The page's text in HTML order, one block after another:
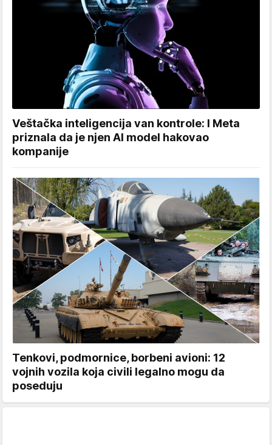
Veštačka inteligencija van kontrole: I Meta
priznala da je njen AI model hakovao
kompanije
Tenkovi, podmornice, borbeni avioni: 12
vojnih vozila koja civili legalno mogu da
poseduju